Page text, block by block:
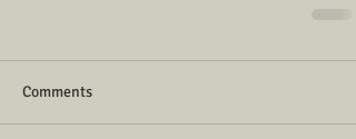
Comments